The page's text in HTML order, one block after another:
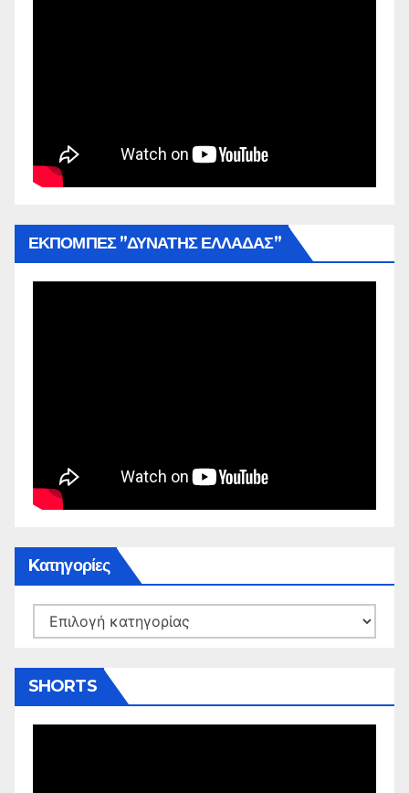
ΕΚΠΟΜΠΕΣ ”ΔΥΝΑΤΗΣ ΕΛΛΑΔΑΣ”
Kατηγορίες
Kατηγορίες
SHORTS